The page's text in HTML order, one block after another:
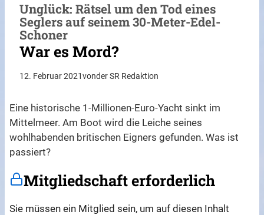
Unglück: Rätsel um den Tod eines
Seglers auf seinem 30-Meter-Edel-
Schoner
War es Mord?
12. Februar 2021vonder SR Redaktion
Eine historische 1-Millionen-Euro-Yacht sinkt im
Mittelmeer. Am Boot wird die Leiche seines
wohlhabenden britischen Eigners gefunden. Was ist
passiert?
Mitgliedschaft erforderlich
Sie müssen ein Mitglied sein, um auf diesen Inhalt